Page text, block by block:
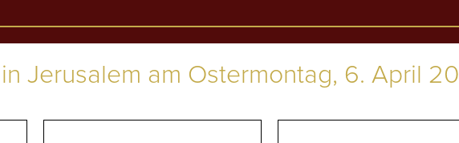
Jerusalem am Ostermontag, 6. April